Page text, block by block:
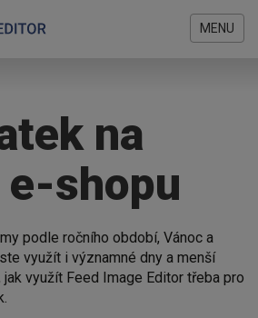
MENU
na
shopu
podle ročního období, Vánoc a
využít i významné dny a menší
využít Feed Image Editor třeba pro